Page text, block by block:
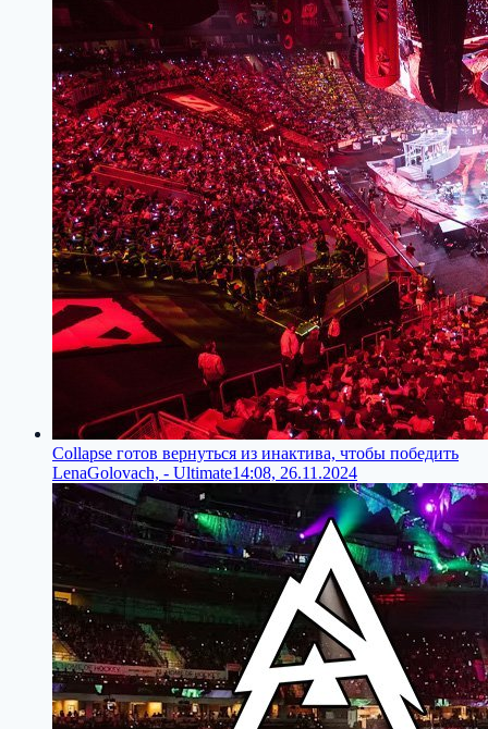
Collapse готов вернуться из инактива, чтобы победить
LenaGolovach, - Ultimate14:08, 26.11.2024